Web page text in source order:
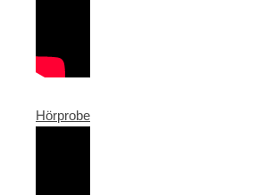
Hörprobe